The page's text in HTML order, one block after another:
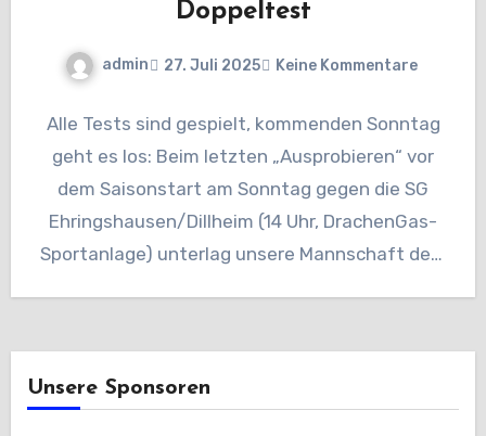
Doppeltest
admin 27. Juli 2025 Keine Kommentare
Alle Tests sind gespielt, kommenden Sonntag
geht es los: Beim letzten „Ausprobieren“ vor
dem Saisonstart am Sonntag gegen die SG
Ehringshausen/Dillheim (14 Uhr, DrachenGas-
Sportanlage) unterlag unsere Mannschaft dem
Unsere Sponsoren